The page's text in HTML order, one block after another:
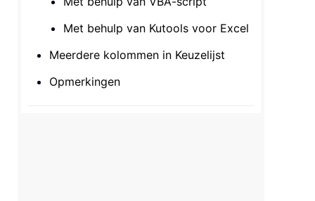
Met behulp van Kutools voor Excel
Meerdere kolommen in Keuzelijst
Opmerkingen